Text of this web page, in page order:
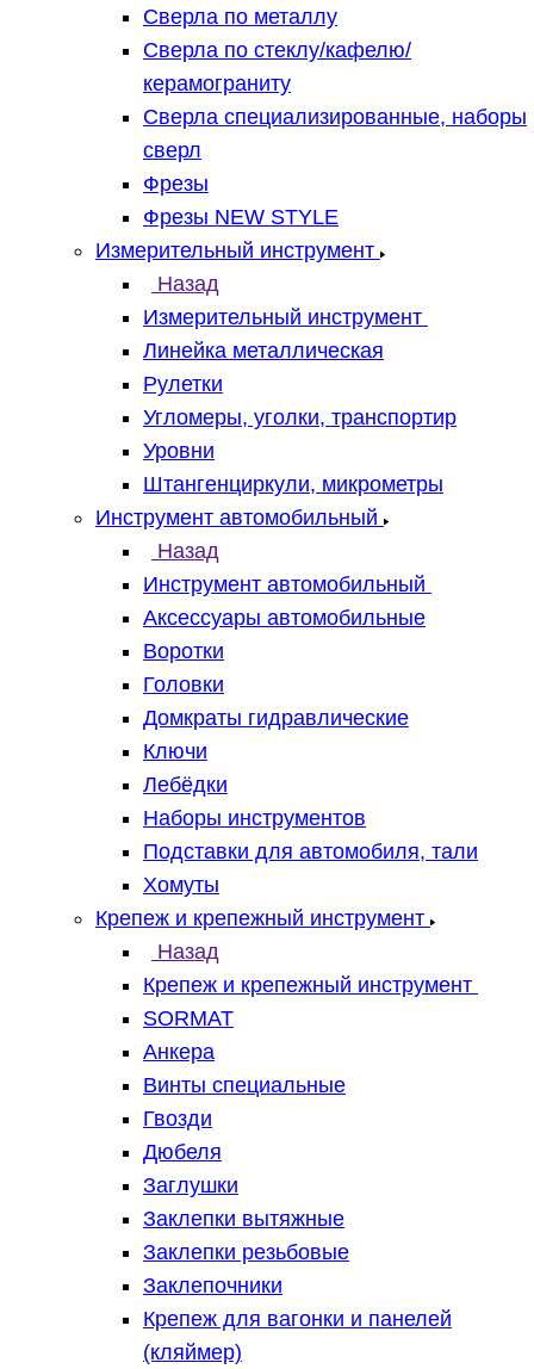
Сверла по металлу
Сверла по стеклу/кафелю/
керамограниту
Сверла специализированные, наборы
сверл
Фрезы
Фрезы NEW STYLE
Измерительный инструмент
Назад
Измерительный инструмент
Линейка металлическая
Рулетки
Угломеры, уголки, транспортир
Уровни
Штангенциркули, микрометры
Инструмент автомобильный
Назад
Инструмент автомобильный
Аксессуары автомобильные
Воротки
Головки
Домкраты гидравлические
Ключи
Лебёдки
Наборы инструментов
Подставки для автомобиля, тали
Хомуты
Крепеж и крепежный инструмент
Назад
Крепеж и крепежный инструмент
SORMAT
Анкера
Винты специальные
Гвозди
Дюбеля
Заглушки
Заклепки вытяжные
Заклепки резьбовые
Заклепочники
Крепеж для вагонки и панелей
(кляймер)